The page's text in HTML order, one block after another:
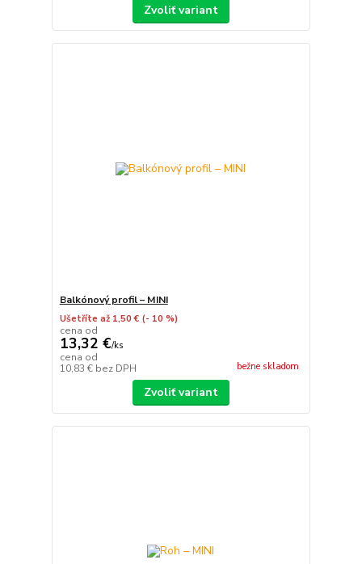
Zvoliť variant
Balkónový profil – MINI
Ušetříte až 1,50 € (- 10 %)
cena od
13,32 €/ks
cena od
10,83 € bez DPH bežne skladom
Zvoliť variant